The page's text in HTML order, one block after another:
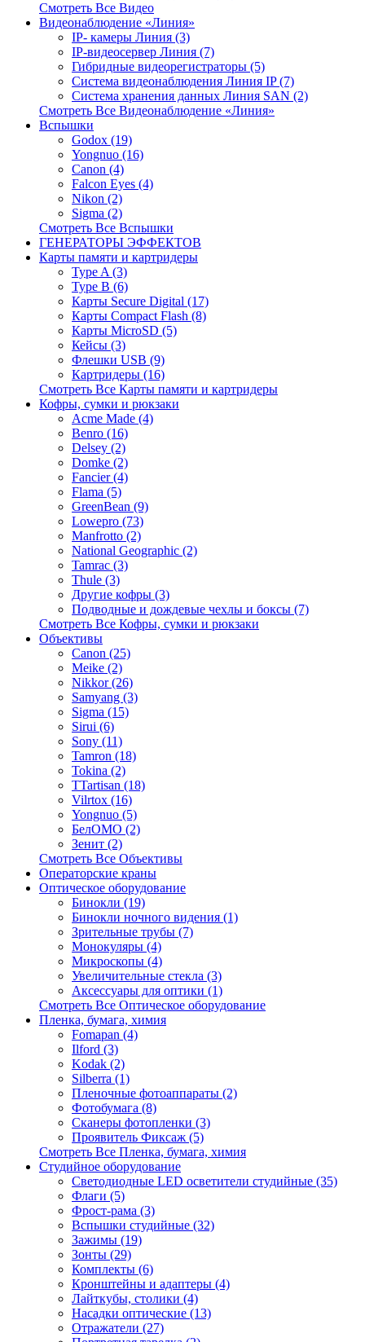
Смотреть Все Видео
Видеонаблюдение «Линия»
IP- камеры Линия (3)
IP-видеосервер Линия (7)
Гибридные видеорегистраторы (5)
Система видеонаблюдения Линия IP (7)
Система хранения данных Линия SAN (2)
Смотреть Все Видеонаблюдение «Линия»
Вспышки
Godox (19)
Yongnuo (16)
Canon (4)
Falcon Eyes (4)
Nikon (2)
Sigma (2)
Смотреть Все Вспышки
ГЕНЕРАТОРЫ ЭФФЕКТОВ
Карты памяти и картридеры
Type A (3)
Type B (6)
Карты Secure Digital (17)
Карты Compact Flash (8)
Карты MicroSD (5)
Кейсы (3)
Флешки USB (9)
Картридеры (16)
Смотреть Все Карты памяти и картридеры
Кофры, сумки и рюкзаки
Acme Made (4)
Benro (16)
Delsey (2)
Domke (2)
Fancier (4)
Flama (5)
GreenBean (9)
Lowepro (73)
Manfrotto (2)
National Geographic (2)
Tamrac (3)
Thule (3)
Другие кофры (3)
Подводные и дождевые чехлы и боксы (7)
Смотреть Все Кофры, сумки и рюкзаки
Объективы
Canon (25)
Meike (2)
Nikkor (26)
Samyang (3)
Sigma (15)
Sirui (6)
Sony (11)
Tamron (18)
Tokina (2)
TTartisan (18)
Vilrtox (16)
Yongnuo (5)
БелOMO (2)
Зенит (2)
Смотреть Все Объективы
Операторские краны
Оптическое оборудование
Бинокли (19)
Бинокли ночного видения (1)
Зрительные трубы (7)
Монокуляры (4)
Микроскопы (4)
Увеличительные стекла (3)
Аксессуары для оптики (1)
Смотреть Все Оптическое оборудование
Пленка, бумага, химия
Fomapan (4)
Ilford (3)
Kodak (2)
Silberra (1)
Пленочные фотоаппараты (2)
Фотобумага (8)
Сканеры фотопленки (3)
Проявитель Фиксаж (5)
Смотреть Все Пленка, бумага, химия
Студийное оборудование
Светодиодные LED осветители студийные (35)
Флаги (5)
Фрост-рама (3)
Вспышки студийные (32)
Зажимы (19)
Зонты (29)
Комплекты (6)
Кронштейны и адаптеры (4)
Лайткубы, столики (4)
Насадки оптические (13)
Отражатели (27)